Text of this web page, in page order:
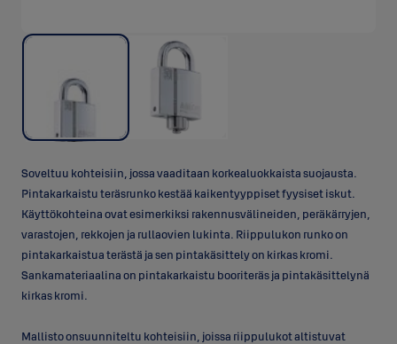
Soveltuu kohteisiin, jossa vaaditaan korkealuokkaista suojausta.
Pintakarkaistu teräsrunko kestää kaikentyyppiset fyysiset iskut.
Käyttökohteina ovat esimerkiksi rakennusvälineiden, peräkärryjen,
varastojen, rekkojen ja rullaovien lukinta. Riippulukon runko on
pintakarkaistua terästä ja sen pintakäsittely on kirkas kromi.
Sankamateriaalina on pintakarkaistu booriteräs ja pintakäsittelynä
kirkas kromi.
Mallisto onsuunniteltu kohteisiin, joissa riippulukot altistuvat